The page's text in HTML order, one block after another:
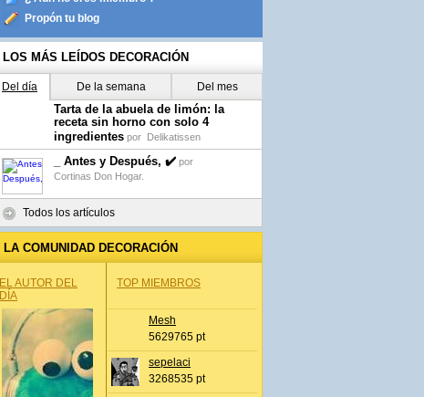
Propón tu blog
LOS MÁS LEÍDOS DECORACIÓN
Del día De la semana Del mes
Tarta de la abuela de limón: la
receta sin horno con solo 4
ingredientes por Delikatissen
_ Antes y Después, ✔️ por
Cortinas Don Hogar.
Todos los artículos
LA COMUNIDAD DECORACIÓN
EL AUTOR DEL
DÍA
TOP MIEMBROS
Mesh
5629765 pt
sepelaci
3268535 pt